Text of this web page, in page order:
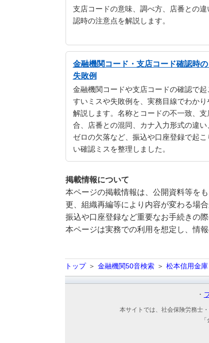
支店コードの意味、調べ方、店番との違
認時の注意点を解説します。
金融機関コード・支店コード確認時
失敗例
金融機関コードや支店コードの確認で起
すいミスや失敗例を、実務目線でわかり
解説します。名称とコードの不一致、支
合、店番との混同、カナ入力形式の違い
ゼロの欠落など、振込や口座登録で起こ
い確認ミスを整理しました。
掲載情報について
本ページの掲載情報は、公開資料等を
更、組織再編等により内容が変わる場合
振込や口座登録など重要なお手続きの
本ページは実務での利用を想定し、情
トップ 金融機関50音検索 松本信用金庫
本サイトでは、社会保険労務士